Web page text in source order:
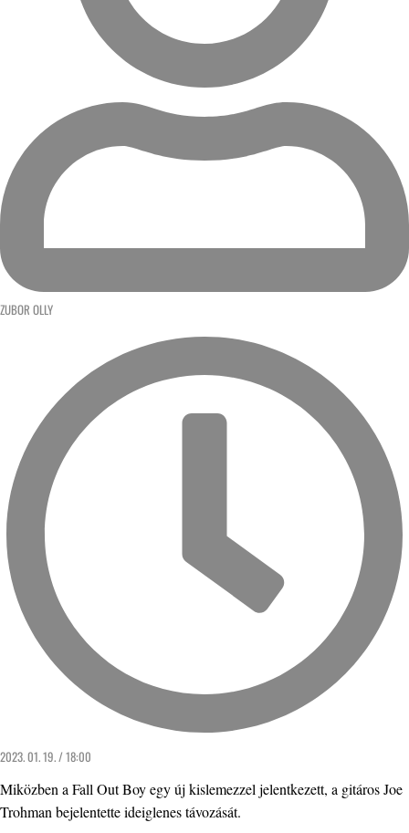
ZUBOR OLLY
2023. 01. 19. / 18:00
Miközben a Fall Out Boy egy új kislemezzel jelentkezett, a gitáros Joe
Trohman bejelentette ideiglenes távozását.